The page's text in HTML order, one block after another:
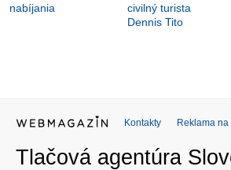
nabíjania
civilný turista
Dennis Tito
Kontakty Reklama na
Tlačová agentúra